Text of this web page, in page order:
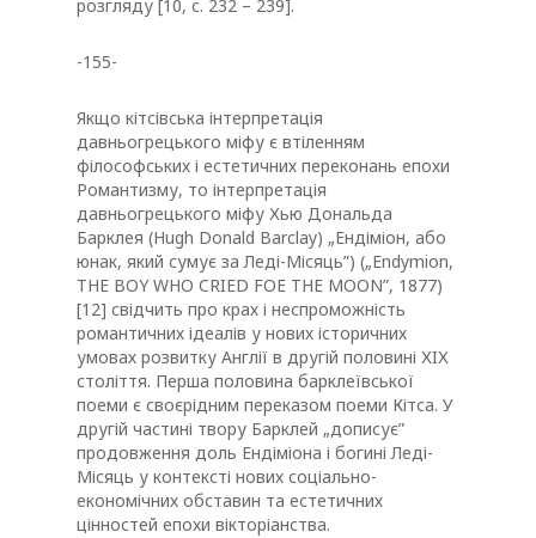
розгляду [10, с. 232 – 239].
-155-
Якщо кітсівська інтерпретація
давньогрецького міфу є втіленням
філософських і естетичних переконань епохи
Романтизму, то інтерпретація
давньогрецького міфу Хью Дональда
Барклея (Hugh Donald Barclay) „Ендіміон, або
юнак, який сумує за Леді-Місяць”) („Endymion,
THE BОY WHO CRIED FOE THE MOON”, 1877)
[12] свідчить про крах і неспроможність
романтичних ідеалів у нових історичних
умовах розвитку Англії в другій половині ХIХ
століття. Перша половина барклеївської
поеми є своєрідним переказом поеми Кітса. У
другій частині твору Барклей „дописує”
продовження доль Ендіміона і богині Леді-
Місяць у контексті нових соціально-
економічних обставин та естетичних
цінностей епохи вікторіанства.